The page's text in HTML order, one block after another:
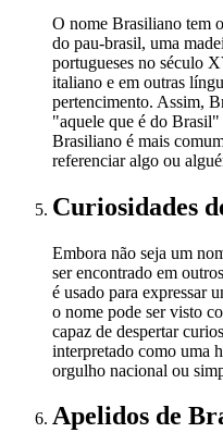
O nome Brasiliano tem
do pau-brasil, uma
portugueses no século
italiano e em outras
pertencimento. Assim,
"aquele que é do
Brasiliano é mais
referenciar algo ou
Curiosidades
Embora não seja um
ser encontrado em
é usado para expressar
o nome pode ser visto
capaz de despertar
interpretado como uma
orgulho nacional ou
Apelidos de